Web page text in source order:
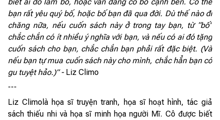
bạn rất yêu quý bố, hoặc bố bạn đã qua đời. Dù thế nào đi
chăng nữa, nếu cuốn sách này ở trong tay bạn, từ “bố”
chắc chắn có ít nhiều ý nghĩa với bạn, và nếu có ai đó tặng
cuốn sách cho bạn, chắc chắn bạn phải rất đặc biệt. (Và
nếu bạn tự mua cuốn sách này cho mình, chắc hẳn bạn có
gu tuyệt hảo.)”- Liz Climo
---
Liz Climolà họa sĩ truyện tranh, họa sĩ hoạt hình, tác giả
sách thiếu nhi và họa sĩ minh họa người Mĩ. Cô được biết